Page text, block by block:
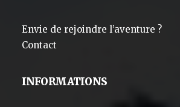
Envie de rejoindre l’aventure ?
Contact
INFORMATIONS